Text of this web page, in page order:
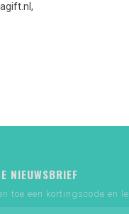
,
NIEUWSBRIEF
toe een kortingscode en